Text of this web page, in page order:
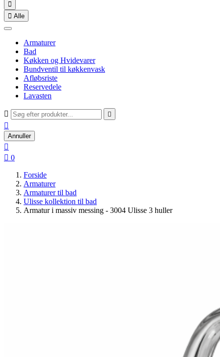

 Alle
Armaturer
Bad
Køkken og Hvidevarer
Bundventil til køkkenvask
Afløbsriste
Reservedele
Lavasten
 

Annuller

 0
Forside
Armaturer
Armaturer til bad
Ulisse kollektion til bad
Armatur i massiv messing - 3004 Ulisse 3 huller